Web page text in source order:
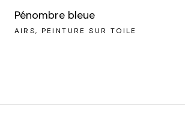
Pénombre bleue
AIRS PEINTURE SUR TOILE